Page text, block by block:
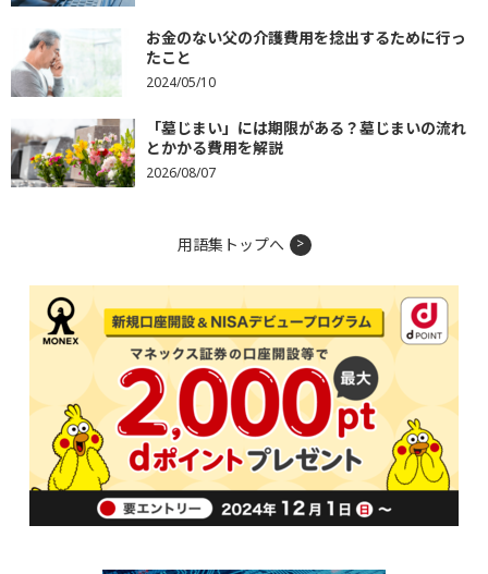
お金のない父の介護費用を捻出するために行っ
たこと
2024/05/10
「墓じまい」には期限がある？墓じまいの流れ
とかかる費用を解説
2026/08/07
用語集トップへ